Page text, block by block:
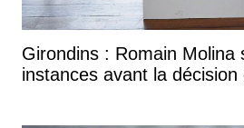
Girondins : Romain Molina
instances avant la décision